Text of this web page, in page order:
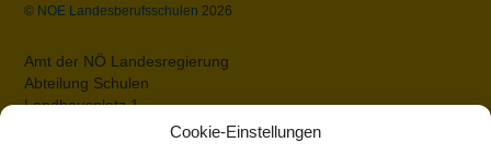
Cookie-Einstellungen
© NOE Landesberufsschulen 2026
Amt der NÖ Landesregierung
Abteilung Schulen
Landhausplatz 1